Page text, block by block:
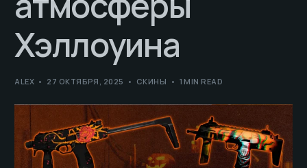
Хэллоуина
ALEX 27 ОКТЯБРЯ, 2025 СКИНЫ 1 MIN READ